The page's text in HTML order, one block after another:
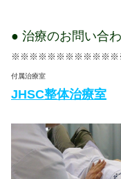
● 治療のお問い合
付属治療室
JHSC整体治療室